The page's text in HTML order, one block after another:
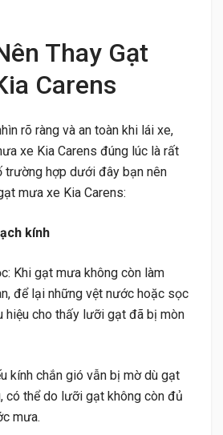
Thay Gạt
Carens
rõ ràng và an toàn khi lái xe,
xe Kia Carens đúng lúc là rất
trường hợp dưới đây bạn nên
mưa xe Kia Carens:
kính
Khi gạt mưa không còn làm
để lại những vệt nước hoặc sọc
hiệu cho thấy lưỡi gạt đã bị mòn
kính chắn gió vẫn bị mờ dù gạt
có thể do lưỡi gạt không còn đủ
mưa.